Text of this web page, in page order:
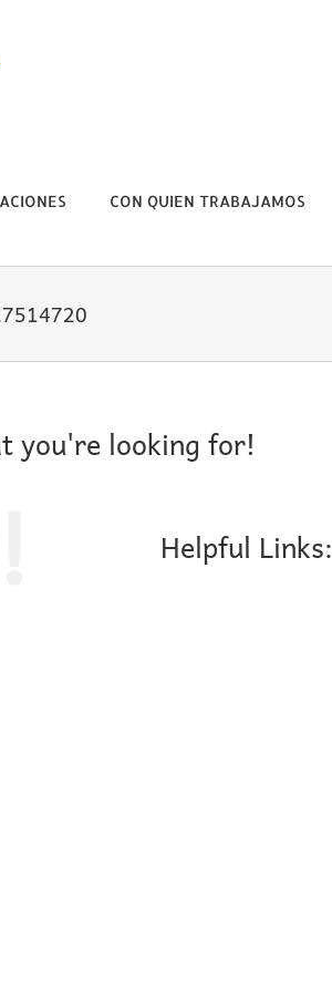
CON QUIEN TRABAJAMOS
you're looking for!
Helpful Links: